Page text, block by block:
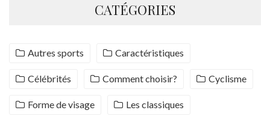
CATÉGORIES
Autres sports Caractéristiques
Célébrités Comment choisir? Cyclisme
Forme de visage Les classiques